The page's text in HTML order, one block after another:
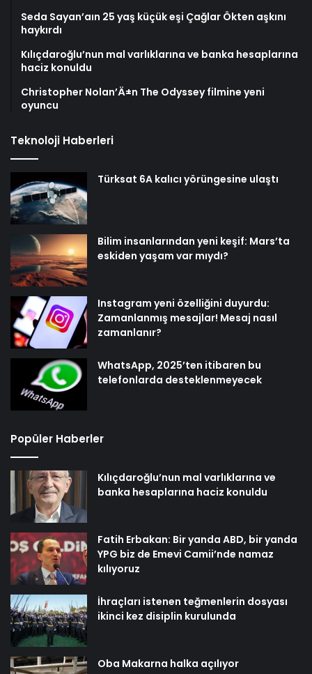
Seda Sayan’aın 25 yaş küçük eşi Çağlar Ökten aşkını
haykırdı
Kılıçdaroğlu’nun mal varlıklarına ve banka hesaplarına
haciz konuldu
Christopher Nolan’Ä±n The Odyssey filmine yeni
oyuncu
Teknoloji Haberleri
Türksat 6A kalıcı yörüngesine ulaştı
Bilim insanlarından yeni keşif: Mars’ta
eskiden yaşam var mıydı?
Instagram yeni özelliğini duyurdu:
Zamanlanmış mesajlar! Mesaj nasıl
zamanlanır?
WhatsApp, 2025’ten itibaren bu
telefonlarda desteklenmeyecek
Popüler Haberler
Kılıçdaroğlu’nun mal varlıklarına ve
banka hesaplarına haciz konuldu
Fatih Erbakan: Bir yanda ABD, bir yanda
YPG biz de Emevi Camii’nde namaz
kılıyoruz
İhraçları istenen teğmenlerin dosyası
ikinci kez disiplin kurulunda
Oba Makarna halka açılıyor